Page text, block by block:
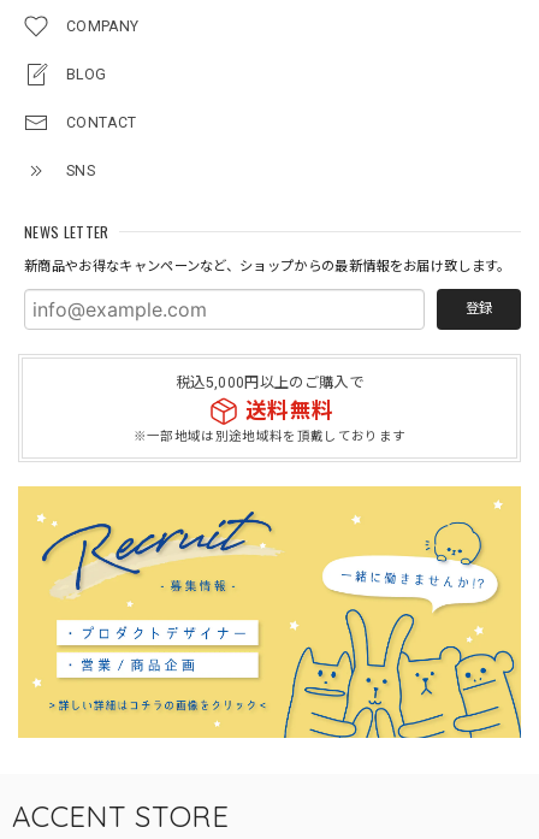
COMPANY
BLOG
CONTACT
SNS
NEWS LETTER
新商品やお得なキャンペーンなど、ショップからの最新情報をお届け致します。
登録
税込5,000円以上のご購入で
送料無料
※一部地域は別途地域料を頂戴しております
ACCENT STORE